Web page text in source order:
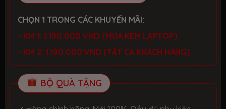
CHỌN 1 TRONG CÁC KHUYẾN MÃI:
- KM 1: 1.190.000 VND (MUA KÈM LAPTOP)
- KM 2: 1.190.000 VND (TẤT CẢ KHÁCH HÀNG)
BỘ QUÀ TẶNG